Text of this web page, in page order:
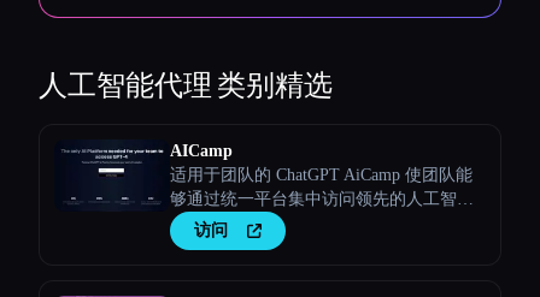
人工智能代理 类别精选
AICamp
适用于团队的 ChatGPT AiCamp 使团队能
够通过统一平台集中访问领先的人工智能
模型，如 Claude、Bard 和自定义大型语言
模型。
访问